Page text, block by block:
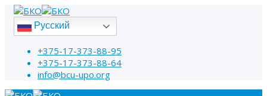
Русский
+375-17-373-88-95
+375-17-373-88-64
info@bcu-upo.org